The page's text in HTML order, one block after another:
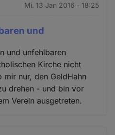
Mi. 13 Jan 2016 - 18:25
und
und unfehlbaren
Kirche nicht
mir nur, den GeldHahn
drehen - und bin vor
Verein ausgetreten.